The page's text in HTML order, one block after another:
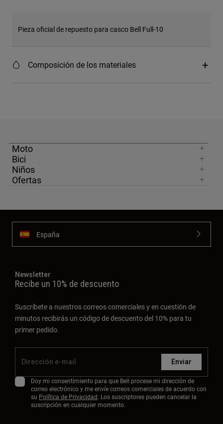
Pieza oficial de repuesto para casco Bell Full-10
Composición de los materiales
Moto
Bici
Niños
Ofertas
España
Newsletter
Recibe un 10% de descuento
Suscríbete a nuestros correos comerciales y en cuestión de
minutos recibirás un código de descuento del 10% para tu
primer pedido.
Enviar
Doy mi consentimiento para que Bell procese mi dirección de
correo electrónico y me envíe correos comerciales de acuerdo con
su Política de Privacidad. Los suscriptores pueden cancelar la
suscripción en cualquier momento.